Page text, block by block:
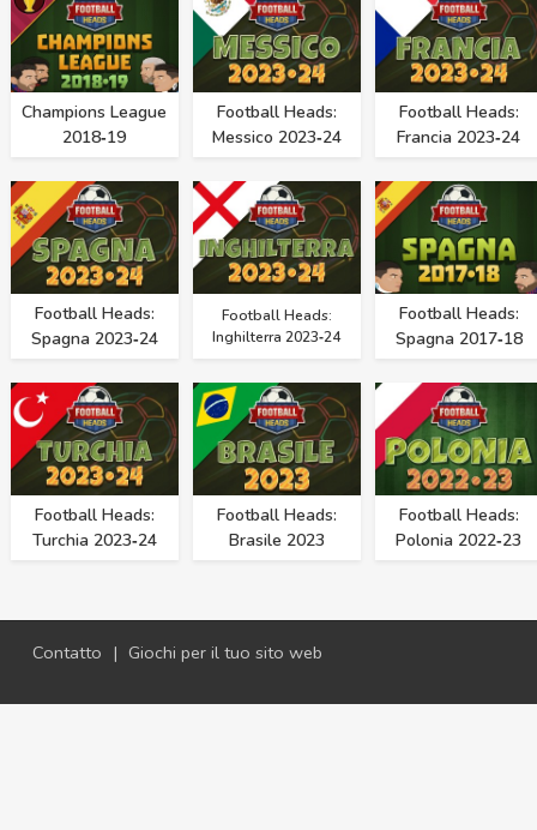
Champions League
2018‑19
Football Heads:
Messico 2023‑24
Football Heads:
Francia 2023‑24
Football Heads:
Spagna 2023‑24
Football Heads:
Inghilterra 2023‑24
Football Heads:
Spagna 2017‑18
Football Heads:
Turchia 2023‑24
Football Heads:
Brasile 2023
Football Heads:
Polonia 2022‑23
Contatto | Giochi per il tuo sito web